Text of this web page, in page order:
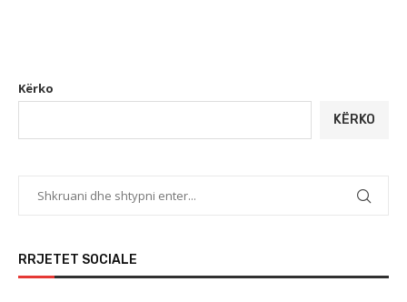
Kërko
KËRKO
RRJETET SOCIALE